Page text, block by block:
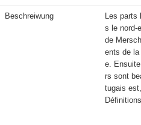
Beschreiwung
Les parts
s le nord-
de
ents de
e.
rs sont